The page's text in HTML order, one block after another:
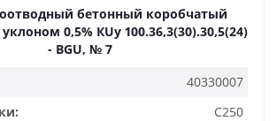
бетонный коробчатый
0,5% КUу 100.36,3(30).30,5(24)
- BGU, № 7
40330007
C250